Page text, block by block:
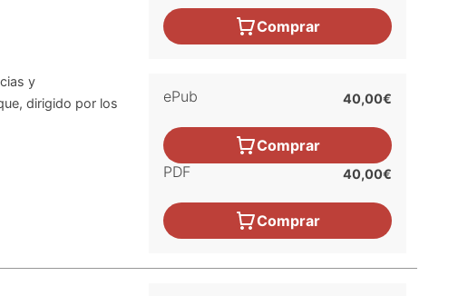
y
dirigido por los
Comprar
ePub 40,00€
Comprar
PDF
40,00€
Comprar